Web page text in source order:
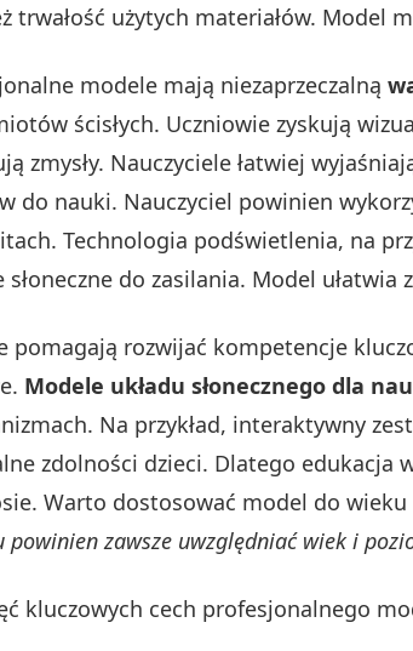
trwałość użytych materiałów. Model
modele mają niezaprzeczalną
ścisłych. Uczniowie zyskują
zmysły. Nauczyciele łatwiej
do nauki. Nauczyciel powinien
Technologia podświetlenia, na
słoneczne do zasilania. Model
pomagają rozwijać kompetencje
Modele układu słonecznego dla
Na przykład, interaktywny
zdolności dzieci. Dlatego edukacja
Warto dostosować model do
powinien zawsze uwzględniać wiek i
kluczowych cech profesjonalnego